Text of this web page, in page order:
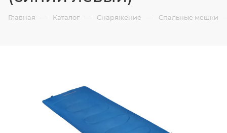
Главная — Каталог — Снаряжение — Спальные мешки